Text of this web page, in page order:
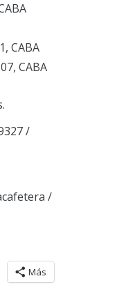
CABA
CABA
/
/
Más